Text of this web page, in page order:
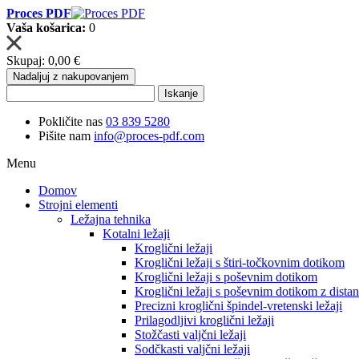
Proces PDF
Vaša košarica: 0
Skupaj: 0,00 €
Nadaljuj z nakupovanjem
Iskanje
Pokličite nas 03 839 5280
Pišite nam info@proces-pdf.com
Menu
Domov
Strojni elementi
Ležajna tehnika
Kotalni ležaji
Kroglični ležaji
Kroglični ležaji s štiri-točkovnim dotikom
Kroglični ležaji s poševnim dotikom
Kroglični ležaji s poševnim dotikom z
Precizni kroglični špindel-vretenski ležaji
Prilagodljivi kroglični ležaji
Stožčasti valjčni ležaji
Sodčkasti valjčni ležaji